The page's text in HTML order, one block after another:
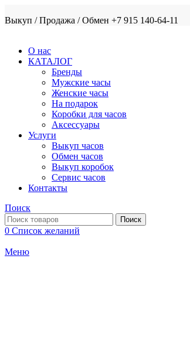
Выкуп / Продажа / Обмен +7 915 140-64-11
О нас
КАТАЛОГ
Бренды
Мужские часы
Женские часы
На подарок
Коробки для часов
Аксессуары
Услуги
Выкуп часов
Обмен часов
Выкуп коробок
Сервис часов
Контакты
Поиск
Поиск
0 Список желаний
Меню